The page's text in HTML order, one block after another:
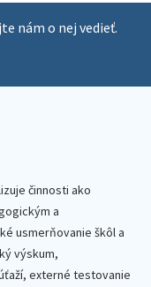
nám o nej vedieť.
činnosti ako
a
usmerňovanie škôl a
výskum,
externé testovanie